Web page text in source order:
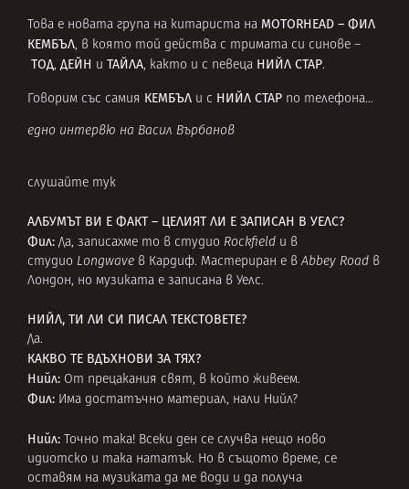
Това е новата група на китариста на MOTORHEAD – ФИЛ
КЕМБЪЛ, в която той действа с тримата си синове –
ТОД, ДЕЙН и ТАЙЛА, както и с певеца НИЙЛ СТАР.
Говорим със самия КЕМБЪЛ и с НИЙЛ СТАР по телефона…
едно интервю на Васил Върбанов
слушайте тук
АЛБУМЪТ ВИ Е ФАКТ – ЦЕЛИЯТ ЛИ Е ЗАПИСАН В УЕЛС?
Фил: Да, записахме то в студио Rockfield и в
студио Longwave в Кардиф. Мастериран е в Abbey Road в
Лондон, но музиката е записана в Уелс.
НИЙЛ, ТИ ЛИ СИ ПИСАЛ ТЕКСТОВЕТЕ?
Да.
КАКВО ТЕ ВДЪХНОВИ ЗА ТЯХ?
Нийл: От прецакания свят, в който живеем.
Фил: Има достатъчно материал, нали Нийл?
Нийл: Точно така! Всеки ден се случва нещо ново
идиотско и така нататък. Но в същото време, се
оставям на музиката да ме води и да получа